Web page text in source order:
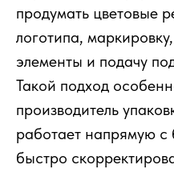
продумать цветовые
логотипа,
элементы и подачу
Такой подход
производитель
работает напрямую
быстро